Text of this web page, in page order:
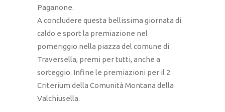
Paganone.
A concludere questa bellissima giornata di
caldo e sport la premiazione nel
pomeriggio nella piazza del comune di
Traversella, premi per tutti, anche a
sorteggio. Infine le premiazioni per il 2
Criterium della Comunità Montana della
Valchiusella.